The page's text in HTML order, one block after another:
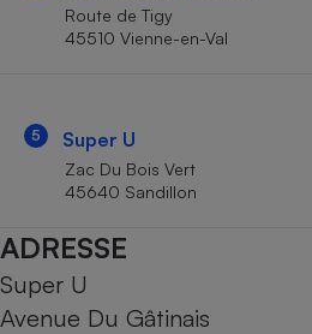
Route de Tigy
45510 Vienne-en-Val
5 Super U
Zac Du Bois Vert
45640 Sandillon
ADRESSE
Super U
Avenue Du Gâtinais